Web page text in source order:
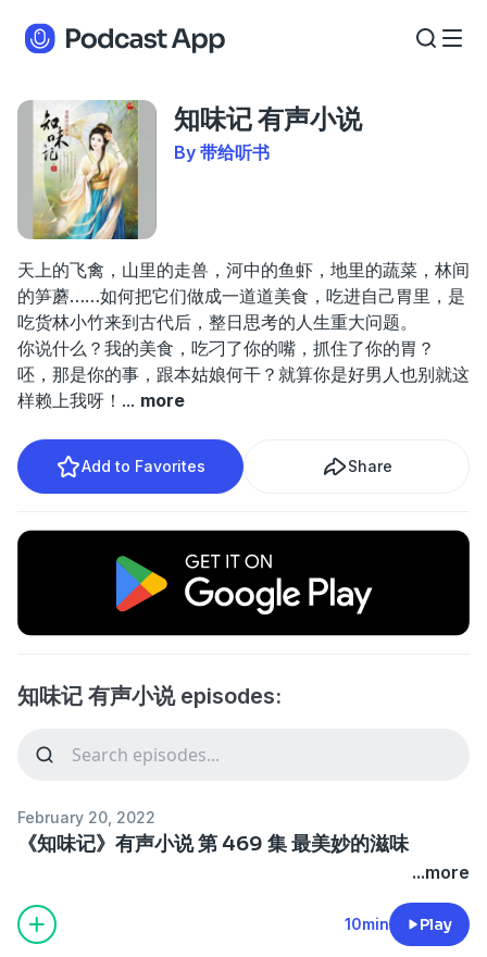
知味记 有声小说
By 带给听书
天上的飞禽，山里的走兽，河中的鱼虾，地里的蔬菜，林间
的笋蘑……如何把它们做成一道道美食，吃进自己胃里，是
吃货林小竹来到古代后，整日思考的人生重大问题。
你说什么？我的美食，吃刁了你的嘴，抓住了你的胃？
呸，那是你的事，跟本姑娘何干？就算你是好男人也别就这
样赖上我呀！ ... more
Add to Favorites Share
知味记 有声小说 episodes:
February 20, 2022
《知味记》有声小说 第 469 集 最美妙的滋味
...more
10min Play